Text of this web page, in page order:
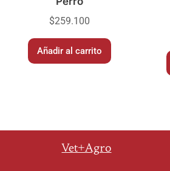
$259.100
Añadir al carrito
Vet+Agro